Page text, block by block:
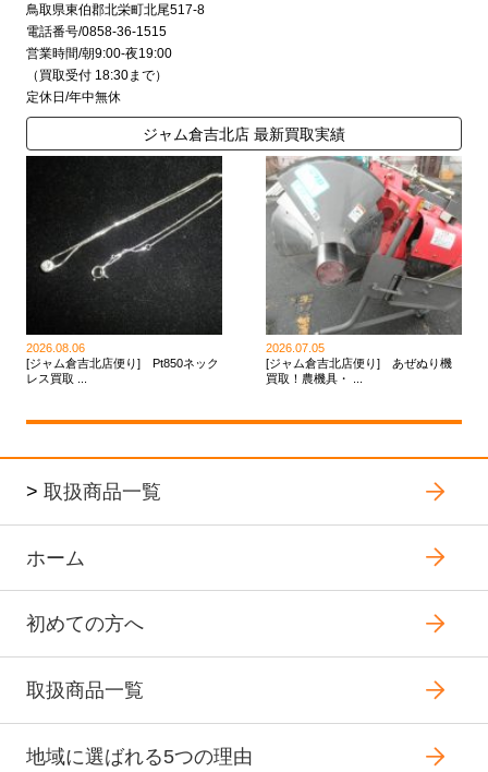
鳥取県東伯郡北栄町北尾517-8
電話番号/0858-36-1515
営業時間/朝9:00-夜19:00
（買取受付 18:30まで）
定休日/年中無休
ジャム倉吉北店 最新買取実績
2026.08.06
[ジャム倉吉北店便り] Pt850ネック
レス買取 ...
2026.07.05
[ジャム倉吉北店便り] あぜぬり機
買取！農機具・ ...
> 取扱商品一覧
ホーム
初めての方へ
取扱商品一覧
地域に選ばれる5つの理由